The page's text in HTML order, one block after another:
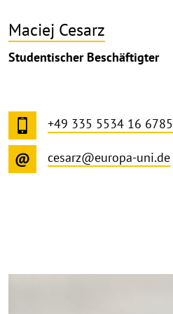
Maciej Cesarz
Studentischer Beschäftigter
+49 335 5534 16 6785
cesarz@europa-uni.de